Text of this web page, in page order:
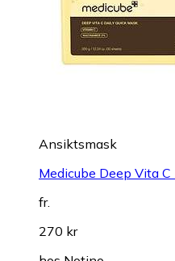
Ansiktsmask
Medicube Deep Vita
fr.
270 kr